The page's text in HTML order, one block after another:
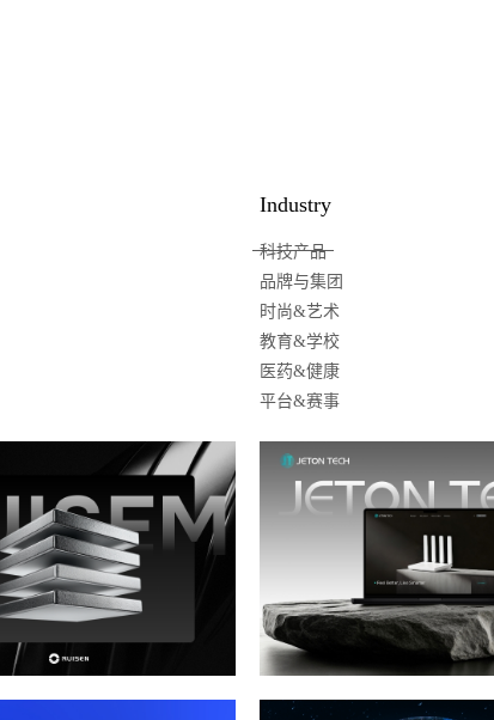
Industry
科技产品
品牌与集团
时尚&艺术
教育&学校
医药&健康
平台&赛事